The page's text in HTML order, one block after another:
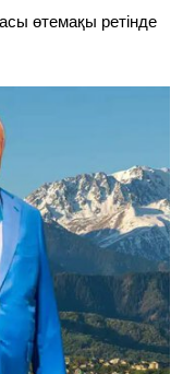
өтемақы ретінде